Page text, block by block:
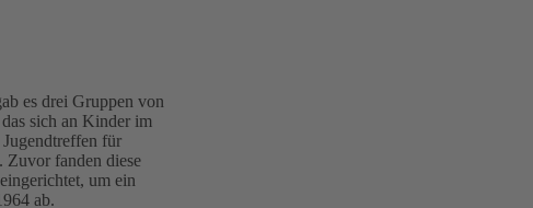
es drei Gruppen von
sich an Kinder im
für
Zuvor fanden diese
um ein
ab.